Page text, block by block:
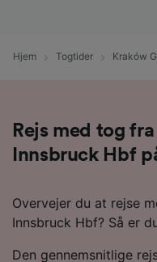
Hjem Togtider Kraków
Rejs med tog
Innsbruck Hbf
Overvejer du at rejse
Innsbruck Hbf? Så er
Den gennemsnitlige